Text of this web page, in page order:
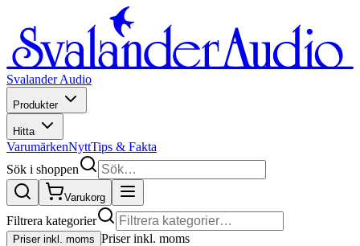
Svalander Audio
Produkter
Hitta
VarumärkenNyttTips & Fakta
Sök i shoppen
Varukorg
Filtrera kategorier
Priser inkl. moms Priser inkl. moms